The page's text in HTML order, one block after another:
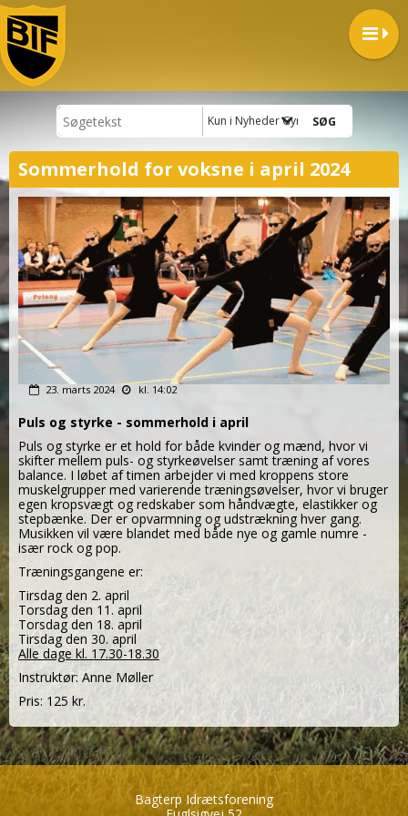
Kun i Nyheder Gymnastik
Sommerhold for voksne i april 2024
23. marts 2024 kl. 14:02
Puls og styrke - sommerhold i april
Puls og styrke er et hold for både kvinder og mænd, hvor vi
skifter mellem puls- og styrkeøvelser samt træning af vores
balance. I løbet af timen arbejder vi med kroppens store
muskelgrupper med varierende træningsøvelser, hvor vi bruger
egen kropsvægt og redskaber som håndvægte, elastikker og
stepbænke. Der er opvarmning og udstrækning hver gang.
Musikken vil være blandet med både nye og gamle numre -
især rock og pop.
Træningsgangene er:
Tirsdag den 2. april
Torsdag den 11. april
Torsdag den 18. april
Tirsdag den 30. april
Alle dage kl. 17.30-18.30
Instruktør: Anne Møller
Pris: 125 kr.
Bagterp Idrætsforening